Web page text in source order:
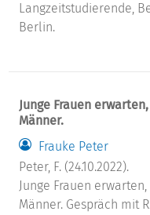
Langzeitstudierende,
Berlin.
Junge Frauen
Männer.
Frauke Peter
Peter, F. (24.10.2022).
Junge Frauen
Männer. Gespräch mit